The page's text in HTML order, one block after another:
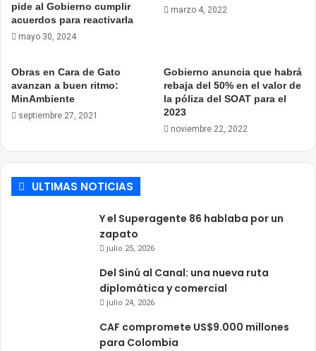
pide al Gobierno cumplir
acuerdos para reactivarla
mayo 30, 2024
marzo 4, 2022
Obras en Cara de Gato
avanzan a buen ritmo:
MinAmbiente
septiembre 27, 2021
Gobierno anuncia que habrá
rebaja del 50% en el valor de
la póliza del SOAT para el
2023
noviembre 22, 2022
ULTIMAS NOTICIAS
Y el Superagente 86 hablaba por un
zapato
julio 25, 2026
Del Sinú al Canal: una nueva ruta
diplomática y comercial
julio 24, 2026
CAF compromete US$9.000 millones
para Colombia